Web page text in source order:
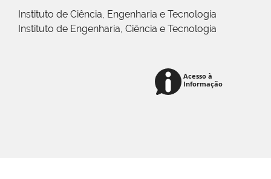
Instituto de Ciência, Engenharia e Tecnologia
Instituto de Engenharia, Ciência e Tecnologia